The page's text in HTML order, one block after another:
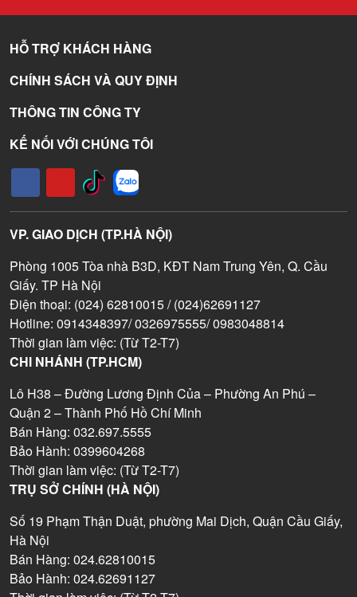
HỖ TRỢ KHÁCH HÀNG
CHÍNH SÁCH VÀ QUY ĐỊNH
THÔNG TIN CÔNG TY
KẾ NỐI VỚI CHÚNG TÔI
VP. GIAO DỊCH (TP.HÀ NỘI)
Phòng 1005 Tòa nhà B3D, KĐT Nam Trung Yên, Q. Cầu
Giấy. TP Hà Nội
Điện thoại: (024) 62810015 / (024)62691127
Hotline: 0914348397/ 0326975555/ 0983048814
Thời gian làm việc: (Từ T2-T7)
CHI NHÁNH (TP.HCM)
Lô H38 – Đường Lương Định Của – Phường An Phú –
Quận 2 – Thành Phố Hồ Chí Minh
Bán Hàng: 032.697.5555
Bảo Hành: 0399604268
Thời gian làm việc: (Từ T2-T7)
TRỤ SỞ CHÍNH (HÀ NỘI)
Số 19 Phạm Thận Duật, phường Mai Dịch, Quận Cầu Giấy,
Hà Nội
Bán Hàng: 024.62810015
Bảo Hành: 024.62691127